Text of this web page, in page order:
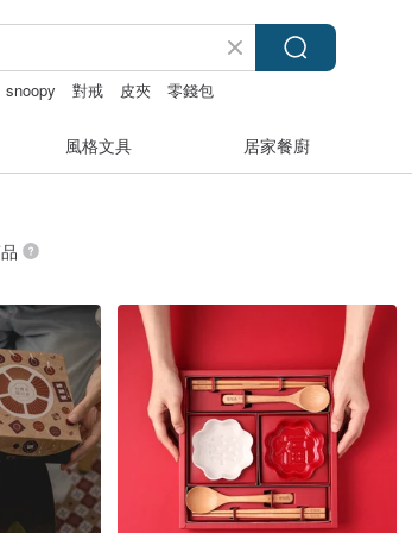
snoopy 對戒 皮夾 零錢包
風格文具 居家餐廚